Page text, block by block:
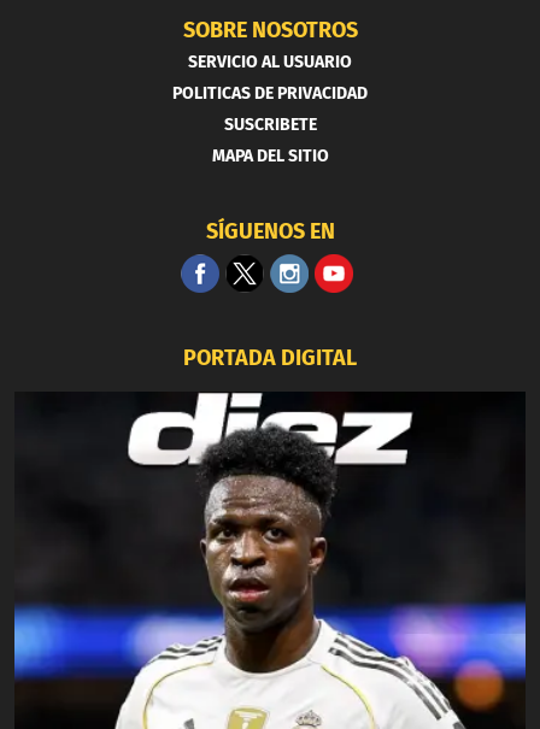
SOBRE NOSOTROS
SERVICIO AL USUARIO
POLITICAS DE PRIVACIDAD
SUSCRIBETE
MAPA DEL SITIO
SÍGUENOS EN
PORTADA DIGITAL